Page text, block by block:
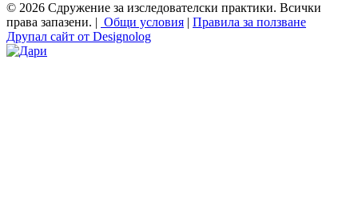
© 2026 Сдружение за изследователски практики. Всички
права запазени. | Общи условия | Правила за ползване
Друпал сайт от Designolog